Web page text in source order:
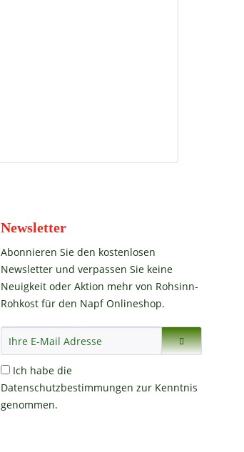
Newsletter
Abonnieren Sie den kostenlosen
Newsletter und verpassen Sie keine
Neuigkeit oder Aktion mehr von Rohsinn-
Rohkost für den Napf Onlineshop.
Ich habe die
Datenschutzbestimmungen zur Kenntnis
genommen.